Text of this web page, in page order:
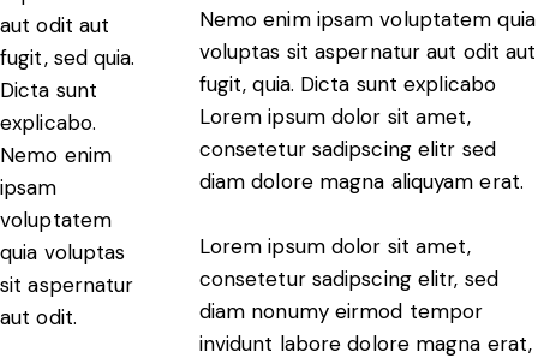
aut odit aut
fugit, sed quia.
Dicta sunt
explicabo.
Nemo enim
ipsam
voluptatem
quia voluptas
sit aspernatur
aut odit.
Nemo enim ipsam voluptatem quia
voluptas sit aspernatur aut odit aut
fugit, quia. Dicta sunt explicabo
Lorem ipsum dolor sit amet,
consetetur sadipscing elitr sed
diam dolore magna aliquyam erat.
Lorem ipsum dolor sit amet,
consetetur sadipscing elitr, sed
diam nonumy eirmod tempor
invidunt labore dolore magna erat,